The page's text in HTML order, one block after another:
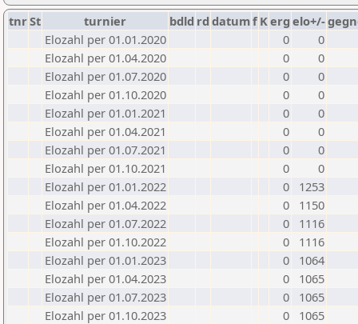
tnrSt turnier bdld rd datumf Kerg elo+/-
Elozahl per 01.01.2020
0
0
Elozahl per 01.04.2020
0
0
Elozahl per 01.07.2020
0
0
Elozahl per 01.10.2020
0
0
Elozahl per 01.01.2021
0
0
Elozahl per 01.04.2021
0
0
Elozahl per 01.07.2021
0
0
Elozahl per 01.10.2021
0
0
Elozahl per 01.01.2022
0
1253
Elozahl per 01.04.2022
0
1150
Elozahl per 01.07.2022
0
1116
Elozahl per 01.10.2022
0
1116
Elozahl per 01.01.2023
0
1064
Elozahl per 01.04.2023
0
1065
Elozahl per 01.07.2023
0
1065
Elozahl per 01.10.2023
0
1065